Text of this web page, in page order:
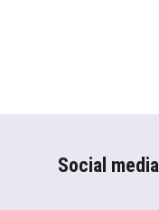
Social media